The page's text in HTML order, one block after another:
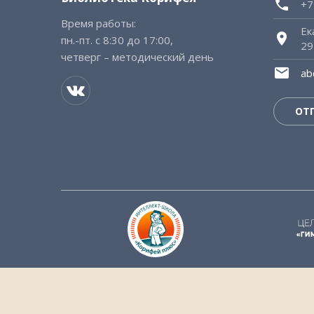
Время работы:
пн.-пт. с 8:30 до 17:00,
четверг – методический день
29